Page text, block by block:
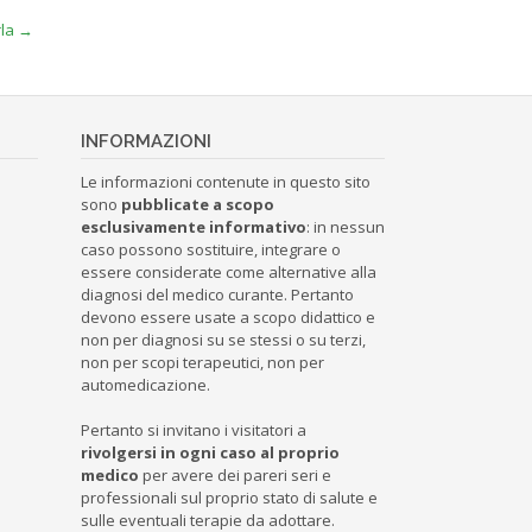
→
INFORMAZIONI
Le informazioni contenute in questo sito
sono pubblicate a scopo
esclusivamente informativo: in nessun
caso possono sostituire, integrare o
essere considerate come alternative alla
diagnosi del medico curante. Pertanto
devono essere usate a scopo didattico e
non per diagnosi su se stessi o su terzi,
non per scopi terapeutici, non per
automedicazione.
Pertanto si invitano i visitatori a
rivolgersi in ogni caso al proprio
medico per avere dei pareri seri e
professionali sul proprio stato di salute e
sulle eventuali terapie da adottare.